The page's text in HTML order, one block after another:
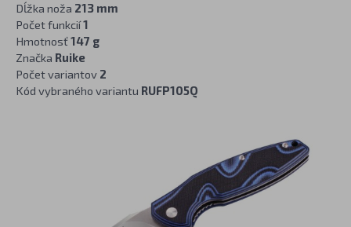
Dĺžka noža 213 mm
Počet funkcií1
Hmotnosť 147 g
Značka Ruike
Počet variantov 2
Kód vybraného variantu RUFP105Q